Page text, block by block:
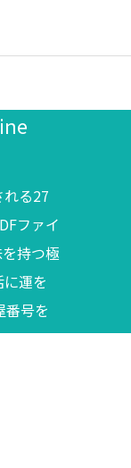
る27
ファイ
持つ極
運を
番号を